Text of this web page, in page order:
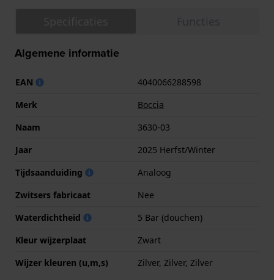
Algemene informatie
EAN
4040066288598
Merk
Boccia
Naam
3630-03
Jaar
2025 Herfst/Winter
Tijdsaanduiding
Analoog
Zwitsers fabricaat
Nee
Waterdichtheid
5 Bar (douchen)
Kleur wijzerplaat
Zwart
Wijzer kleuren (u,m,s)
Zilver, Zilver, Zilver